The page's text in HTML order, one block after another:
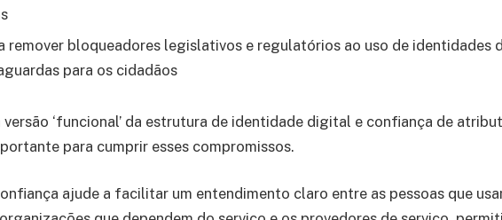
remover bloqueadores legislativos e regulatórios ao uso de identidades
para os cidadãos
‘funcional’ da estrutura de identidade digital e confiança de
para cumprir esses compromissos.
ajude a facilitar um entendimento claro entre as pessoas que